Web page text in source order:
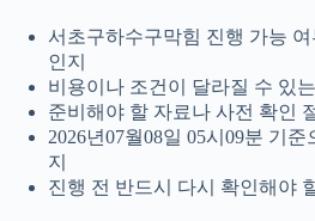
서초구하수구막힘 진행 가능
인지
비용이나 조건이 달라질 수 있
준비해야 할 자료나 사전 확인
2026년07월08일 05시09분 기
지
진행 전 반드시 다시 확인해야